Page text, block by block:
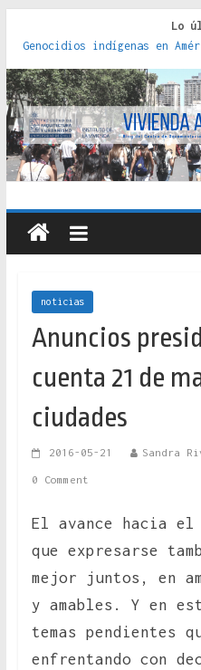
Lo
Genocidios indígenas en
Estudios sobre la
políticas, prácticas y
Donde el pedernal choca
crítica de las fronteras
Criterios técnicos para una
Red de consultorios de la
Santiago : un patrimonio
noticias
Anuncios
cuenta 21 de
ciudades
2016-05-21 Sandra
0 Comment
El avance hacia
que expresarse
mejor juntos, en
y amables. Y en
temas pendientes
enfrentando con